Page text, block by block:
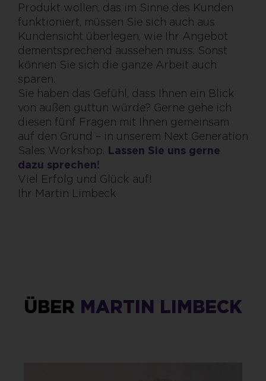
Produkt wollen, das im Sinne des Kunden
funktioniert, müssen Sie sich auch aus
Kundensicht überlegen, wie Ihr Angebot
dementsprechend aussehen muss. Sonst
können Sie sich die ganze Arbeit auch
sparen.
Sie haben das Gefühl, dass Ihnen ein Blick
von außen guttun würde? Gerne gehe ich
diesen fünf Fragen mit Ihnen gemeinsam
auf den Grund – in unserem Next Generation
Sales Workshop. Lassen Sie uns gerne
dazu sprechen!
Viel Erfolg und Glück auf!
Ihr Martin Limbeck
ÜBER MARTIN LIMBECK